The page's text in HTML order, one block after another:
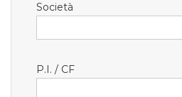
Società
P.I. / CF